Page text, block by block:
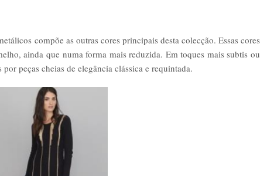
compõe as outras cores principais desta colecção. Essas cores
ainda que numa forma mais reduzida. Em toques mais subtis ou
peças cheias de elegância clássica e requintada.